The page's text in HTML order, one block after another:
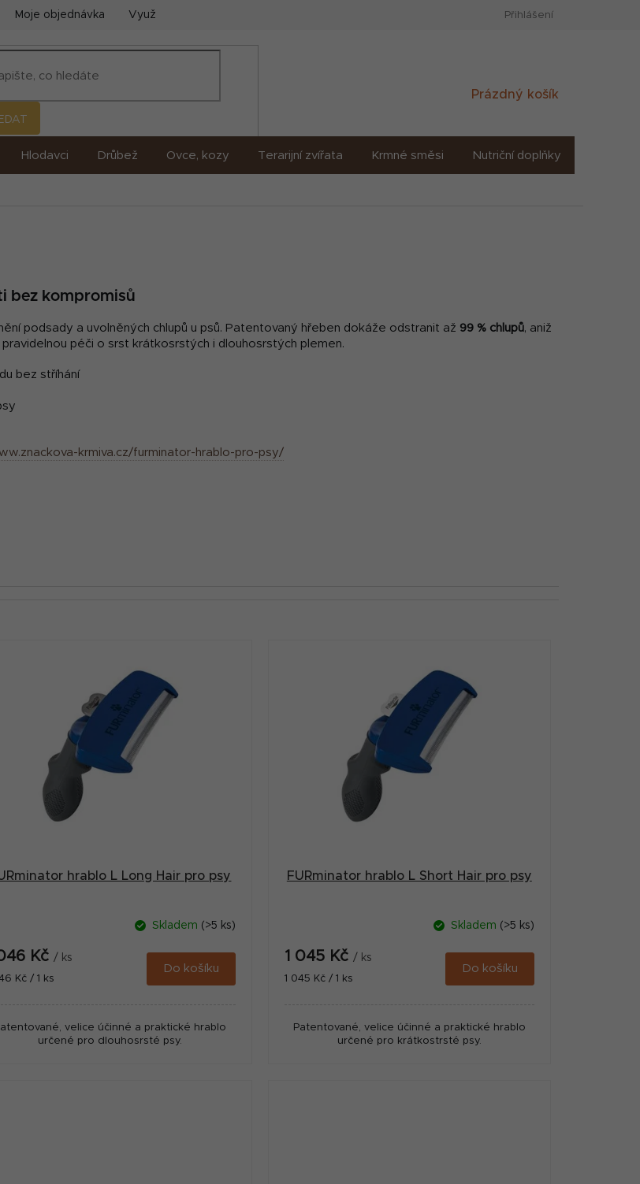
Moje objednávka Využití umělé inteligence (AI) Přihlášení
Nákupní
Prázdný košík
Hlodavci Drůbež Ovce, kozy Terarijní zvířata Krmné směsi Nutriční doplňky
bez kompromisů
podsady a uvolněných chlupů u psů. Patentovaný hřeben dokáže odstranit až 99 % chlupů, aniž
péči o srst krátkosrstých i dlouhosrstých plemen.
bez stříhání
krmiva.cz/furminator-hrablo-pro-psy/
hrablo L Long Hair pro psy
Skladem (>5 ks)
Kč/ ks
Kč / 1 ks
Do košíku
velice účinné a praktické hrablo
určené pro dlouhosrsté psy.
FURminator hrablo L Short Hair pro psy
Skladem (>5 ks)
1 045 Kč / ks
Měrná
1 045 Kč / 1 ks
Do košíku
Patentované, velice účinné a praktické hrablo
určené pro krátkostrsté psy.